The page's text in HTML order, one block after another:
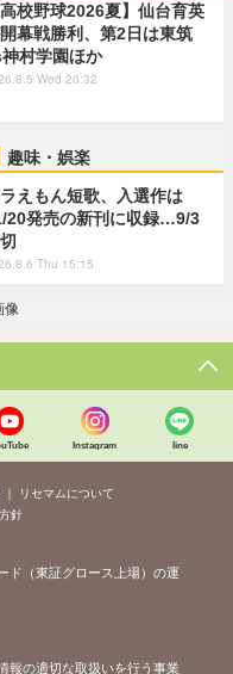
高校野球2026夏】仙台育英
幕戦勝利、第2日は東筑
村学園ほか
Wed 20:32
趣味・娯楽
ラえもん短歌、入選作は
20発売の新刊に収録…9/3
Thu 15:15
像
Instagram line
リセマムについて
針
ド（東証グロース上場）の運
報の適切な取扱いを行う事業